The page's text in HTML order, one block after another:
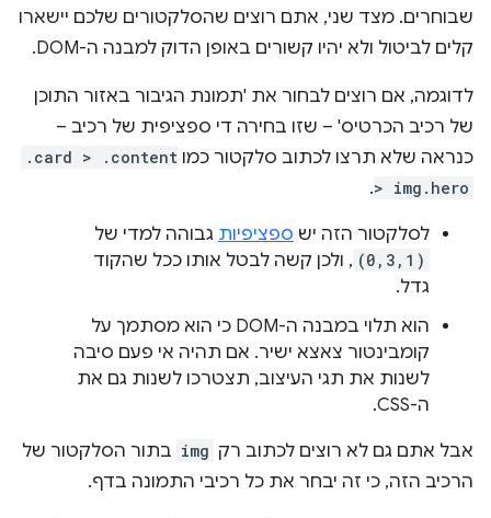
שבוחרים. מצד שני, אתם רוצים שהסלקטורים שלכם יישארו
קלים לביטול ולא יהיו קשורים באופן הדוק למבנה ה-DOM.
לדוגמה, אם רוצים לבחור את 'תמונת הגיבור באזור התוכן
של רכיב הכרטיס' – שזו בחירה די ספציפית של רכיב –
כנראה שלא תרצו לכתוב סלקטור כמו .card > .content
> img.hero
.
לסלקטור הזה יש ספציפיות גבוהה למדי של
(0,3,1) , ולכן קשה לבטל אותו ככל שהקוד
גדל.
הוא תלוי במבנה ה-DOM כי הוא מסתמך על
קומבינטור צאצא ישיר. אם תהיה אי פעם סיבה
לשנות את תגי העיצוב, תצטרכו לשנות גם את
ה-CSS.
אבל אתם גם לא רוצים לכתוב רק img בתור הסלקטור של
הרכיב הזה, כי זה יבחר את כל רכיבי התמונה בדף.